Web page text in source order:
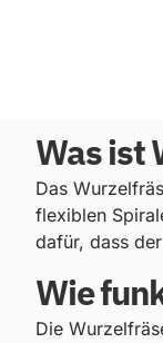
Was ist
Das
flexiblen
dafür, dass
Wie
Die